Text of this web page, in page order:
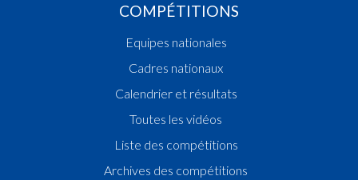
COMPÉTITIONS
Equipes nationales
Cadres nationaux
Calendrier et résultats
Toutes les vidéos
Liste des compétitions
Archives des compétitions